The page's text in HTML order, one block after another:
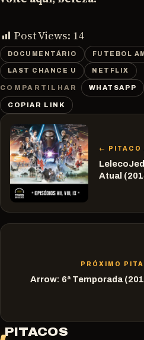
Post Views: 14
DOCUMENTÁRIO FUTEBOL
LAST CHANCE U NETFLIX
COMPARTILHAR WHATSAPP
COPIAR LINK
← PITACO
Atual
PRÓXIMO
Arrow: 6ª Temporada
PITACOS